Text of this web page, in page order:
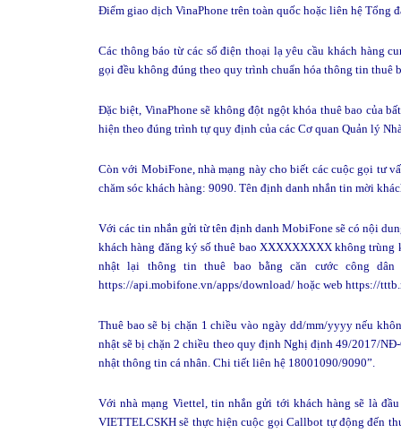
Điểm giao dịch VinaPhone trên toàn quốc hoặc liên hệ Tổng
Các thông báo từ các số điện thoại lạ yêu cầu khách hàng
gọi đều không đúng theo quy trình chuẩn hóa thông tin thuê
Đặc biệt, VinaPhone sẽ không đột ngột khóa thuê bao của
hiện theo đúng trình tự quy định của các Cơ quan Quản lý
Còn với MobiFone, nhà mạng này cho biết các cuộc gọi tư
chăm sóc khách hàng: 9090. Tên định danh nhắn tin mời
Với các tin nhắn gửi từ tên định danh MobiFone sẽ có nội
khách hàng đăng ký số thuê bao XXXXXXXXX không
nhật lại thông tin thuê bao bằng căn cước công
https://api.mobifone.vn/apps/download/ hoặc web https://
Thuê bao sẽ bị chặn 1 chiều vào ngày dd/mm/yyyy nếu
nhật sẽ bị chặn 2 chiều theo quy định Nghị định 49/2017/
nhật thông tin cá nhân. Chi tiết liên hệ 18001090/9090”.
Với nhà mạng Viettel, tin nhắn gửi tới khách hàng sẽ là
VIETTELCSKH sẽ thực hiện cuộc gọi Callbot tự động đến